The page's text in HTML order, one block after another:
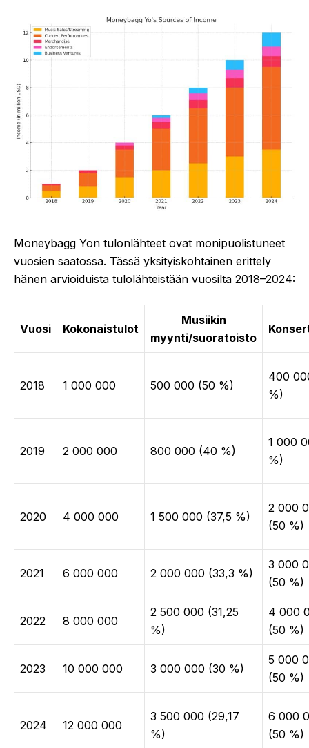
Moneybagg Yon tulonlähteet ovat monipuolistuneet
vuosien saatossa. Tässä yksityiskohtainen erittely
hänen arvioiduista tulolähteistään vuosilta 2018–2024:
Vuosi Kokonaistulot
Musiikin
myynti/suoratoisto
2018 1 000 000 500 000 (50 %)
400
%)
2019 2 000 000 800 000 (40 %)
1 000
%)
2020 4 000 000 1 500 000 (37,5 %)
2 000
(50 %)
2021 6 000 000 2 000 000 (33,3 %)
3 000
(50 %)
2022 8 000 000
2 500 000 (31,25
%)
4 000
(50 %)
2023 10 000 000 3 000 000 (30 %)
5 000
(50 %)
2024 12 000 000
3 500 000 (29,17
%)
6 000
(50 %)